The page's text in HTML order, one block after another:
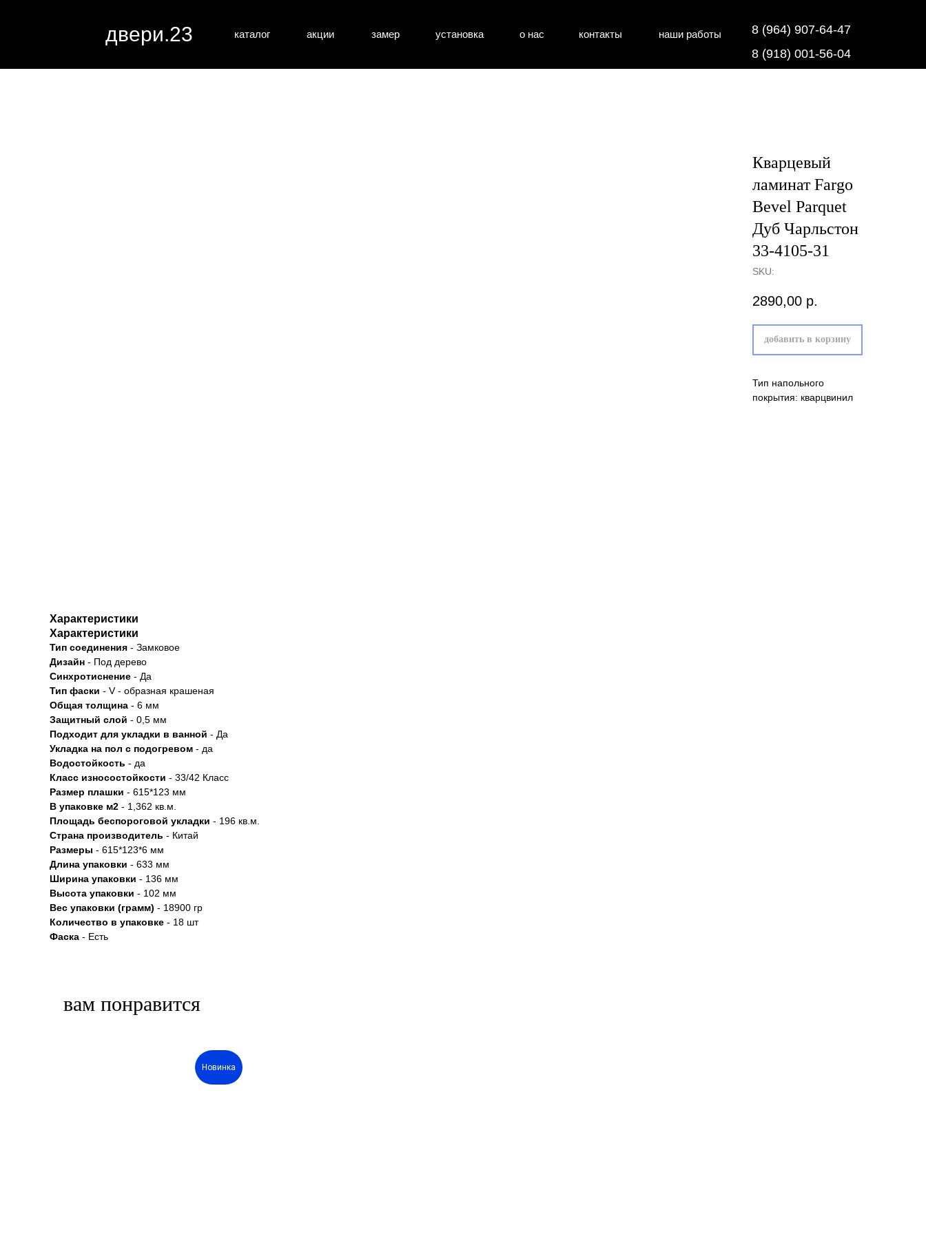
напольные покрытия
каталог контакты
о нас
установка
акции замер
двери.23
8 (918) 001-56-04
наши работы 8 (964) 907-64-47
Кварцевый
ламинат Fargo
Bevel Parquet
Дуб Чарльстон
33-4105-31
SKU:
2890,00 р.
добавить в корзину
Тип напольного
покрытия: кварцвинил
Характеристики
Характеристики
Тип соединения - Замковое
Дизайн - Под дерево
Синхротиснение - Да
Тип фаски - V - образная крашеная
Общая толщина - 6 мм
Защитный слой - 0,5 мм
Подходит для укладки в ванной - Да
Укладка на пол c подогревом - да
Водостойкость - да
Класс износостойкости - 33/42 Класс
Размер плашки - 615*123 мм
В упаковке м2 - 1,362 кв.м.
Площадь беспороговой укладки - 196 кв.м.
Страна производитель - Китай
Размеры - 615*123*6 мм
Длина упаковки - 633 мм
Ширина упаковки - 136 мм
Высота упаковки - 102 мм
Вес упаковки (грамм) - 18900 гр
Количество в упаковке - 18 шт
Фаска - Есть
вам понравится
Новинка